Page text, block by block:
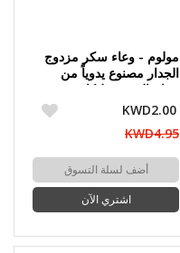
مولوم - وعاء سكر مزدوج
الجدار مصنوع يدوياً من
مل 2 حبة
KWD2.00
KWD4.95
أضف لسلة التسوق
اشتري الآن